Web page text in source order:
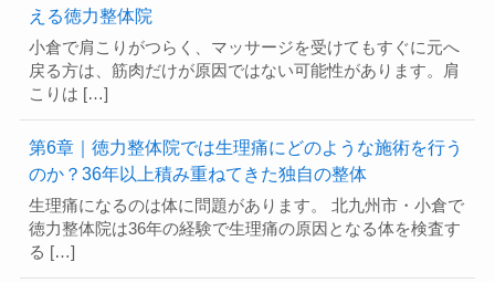
える徳力整体院
小倉で肩こりがつらく、マッサージを受けてもすぐに元へ
戻る方は、筋肉だけが原因ではない可能性があります。肩
こりは […]
第6章｜徳力整体院では生理痛にどのような施術を行う
のか？36年以上積み重ねてきた独自の整体
生理痛になるのは体に問題があります。 北九州市・小倉で
徳力整体院は36年の経験で生理痛の原因となる体を検査す
る […]